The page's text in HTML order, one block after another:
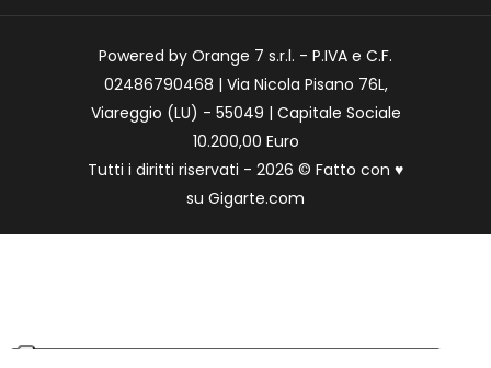
Powered by Orange 7 s.r.l. - P.IVA e C.F.
02486790468 | Via Nicola Pisano 76L,
Viareggio (LU) - 55049 | Capitale Sociale
10.200,00 Euro
Tutti i diritti riservati - 2026 © Fatto con ♥
su Gigarte.com